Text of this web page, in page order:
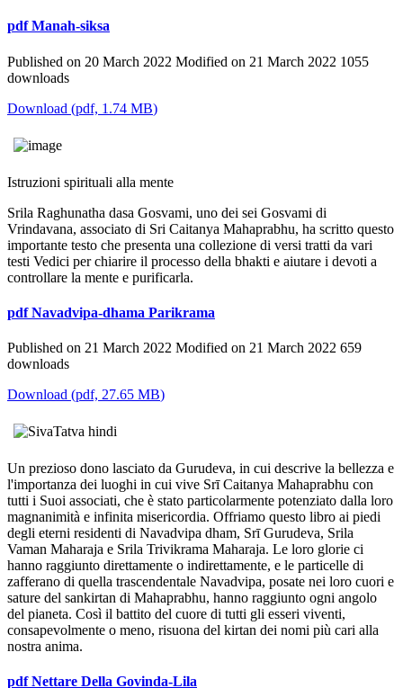
pdf Manah-siksa
Published on 20 March 2022 Modified on 21 March 2022 1055
downloads
Download (pdf, 1.74 MB)
Istruzioni spirituali alla mente
Srila Raghunatha dasa Gosvami, uno dei sei Gosvami di
Vrindavana, associato di Sri Caitanya Mahaprabhu, ha scritto questo
importante testo che presenta una collezione di versi tratti da vari
testi Vedici per chiarire il processo della bhakti e aiutare i devoti a
controllare la mente e purificarla.
pdf Navadvipa-dhama Parikrama
Published on 21 March 2022 Modified on 21 March 2022 659
downloads
Download (pdf, 27.65 MB)
Un prezioso dono lasciato da Gurudeva, in cui descrive la bellezza e
l'importanza dei luoghi in cui vive Srī Caitanya Mahaprabhu con
tutti i Suoi associati, che è stato particolarmente potenziato dalla loro
magnanimità e infinita misericordia. Offriamo questo libro ai piedi
degli eterni residenti di Navadvipa dham, Srī Gurudeva, Srila
Vaman Maharaja e Srila Trivikrama Maharaja. Le loro glorie ci
hanno raggiunto direttamente o indirettamente, e le particelle di
zafferano di quella trascendentale Navadvipa, posate nei loro cuori e
sature del sankirtan di Mahaprabhu, hanno raggiunto ogni angolo
del pianeta. Così il battito del cuore di tutti gli esseri viventi,
consapevolmente o meno, risuona del kirtan dei nomi più cari alla
nostra anima.
pdf Nettare Della Govinda-Lila